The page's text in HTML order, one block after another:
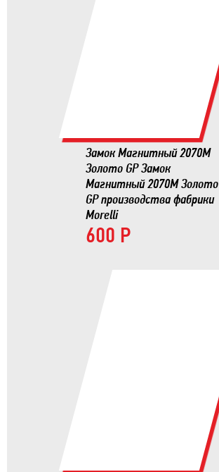
Замок Магнитный 2070М
Золото GP Замок
Магнитный 2070М Золото
GP производства фабрики
Morelli
600 Р